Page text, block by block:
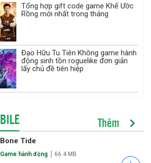
Tổng hợp gift code game Khế Ước
Rồng mới nhất trong tháng
Đạo Hữu Tu Tiên Không game hành
động sinh tồn roguelike đơn giản
lấy chủ đề tiên hiệp
Thêm
Bone Tide
Game hành động 66.4 MB